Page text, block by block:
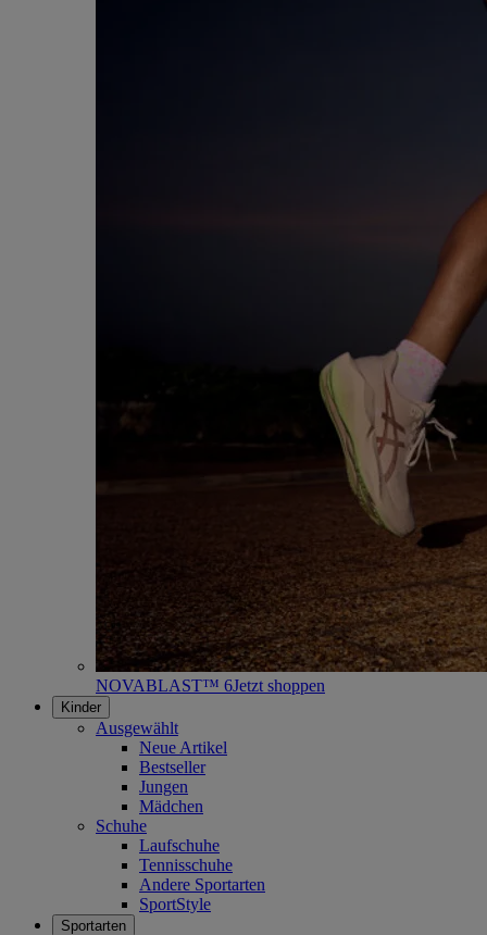
NOVABLAST™ 6Jetzt shoppen
Kinder
Ausgewählt
Neue Artikel
Bestseller
Jungen
Mädchen
Schuhe
Laufschuhe
Tennisschuhe
Andere Sportarten
SportStyle
Sportarten